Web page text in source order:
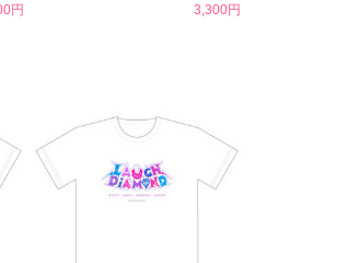
円
3,300円